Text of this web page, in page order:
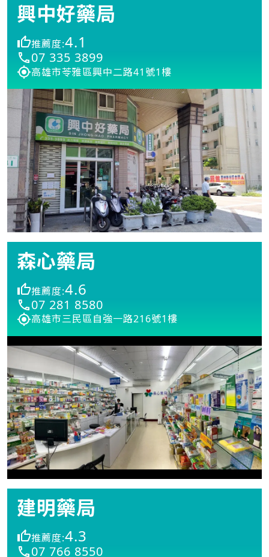
興中好藥局
推薦度:4.1
07 335 3899
高雄市苓雅區興中二路41號1樓
森心藥局
推薦度:4.6
07 281 8580
高雄市三民區自強一路216號1樓
建明藥局
推薦度:4.3
07 766 8550